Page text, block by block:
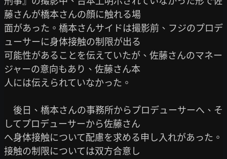
藤さんが橋本さんの顔に触れる場
面があった。橋本さんサイドは撮影前、フジのプロデ
ューサーに身体接触の制限が出る
可能性があることを伝えていたが、佐藤さんのマネー
ジャーの意向もあり、佐藤さん本
人には伝えられていなかった。
後日、橋本さんの事務所からプロデューサーへ、そ
してプロデューサーから佐藤さん
へ身体接触について配慮を求める申し入れがあった。
接触の制限については双方合意し